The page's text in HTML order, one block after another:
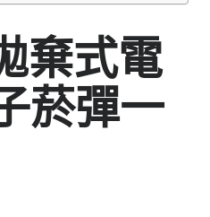
棄式電
菸彈一